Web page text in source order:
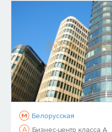
Белорусская
A
Бизнес-центр класса A